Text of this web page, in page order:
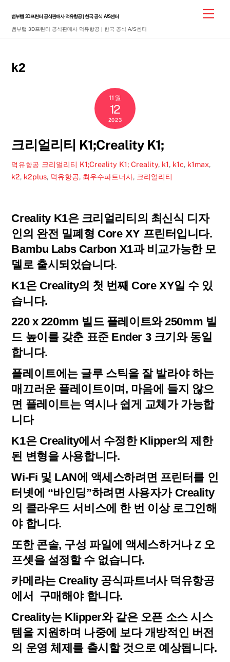
content
뱀부랩 3D프린터 공식판매사 덕유항공 | 한국 공식 A/S센터
뱀부랩 3D프린터 공식판매사 덕유항공 | 한국 공식 A/S센터
k2
11월
12
2023
크리얼리티 K1;Creality K1;
덕유항공 크리얼리티 K1;Creality K1; Creality, k1, k1c, k1max,
k2, k2plus, 덕유항공, 최우수파트너사, 크리얼리티
Creality K1은 크리얼리티의 최신식 디자
인의 완전 밀폐형 Core XY 프린터입니다.
Bambu Labs Carbon X1과 비교가능한 모
델로 출시되었습니다.
K1은 Creality의 첫 번째 Core XY일 수 있
습니다.
220 x 220mm 빌드 플레이트와 250mm 빌
드 높이를 갖춘 표준 Ender 3 크기와 동일
합니다.
플레이트에는 글루 스틱을 잘 발라야 하는
매끄러운 플레이트이며, 마음에 들지 않으
면 플레이트는 역시나 쉽게 교체가 가능합
니다
K1은 Creality에서 수정한 Klipper의 제한
된 변형을 사용합니다.
Wi-Fi 및 LAN에 액세스하려면 프린터를 인
터넷에 “바인딩”하려면 사용자가 Creality
의 클라우드 서비스에 한 번 이상 로그인해
야 합니다.
또한 콘솔, 구성 파일에 액세스하거나 Z 오
프셋을 설정할 수 없습니다.
카메라는 Creality 공식파트너사 덕유항공
에서 구매해야 합니다.
Creality는 Klipper와 같은 오픈 소스 시스
템을 지원하며 나중에 보다 개방적인 버전
의 운영 체제를 출시할 것으로 예상됩니다.